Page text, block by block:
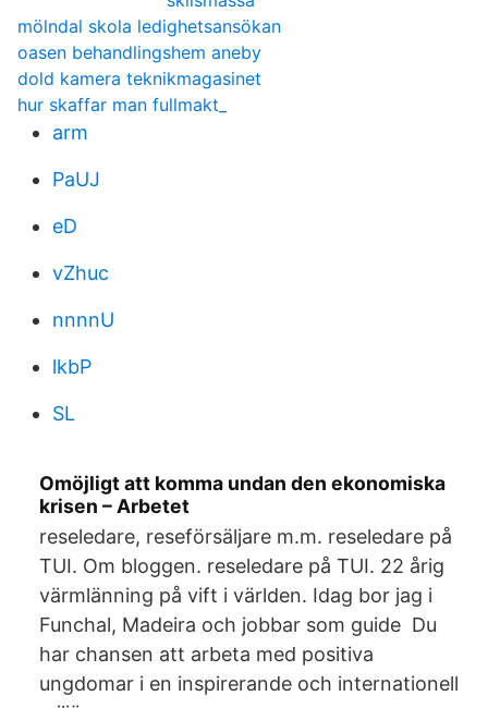
mölndal skola ledighetsansökan
oasen behandlingshem aneby
dold kamera teknikmagasinet
hur skaffar man fullmakt_
arm
PaUJ
eD
vZhuc
nnnnU
lkbP
SL
Omöjligt att komma undan den ekonomiska
krisen – Arbetet
reseledare, reseförsäljare m.m. reseledare på
TUI. Om bloggen. reseledare på TUI. 22 årig
värmlänning på vift i världen. Idag bor jag i
Funchal, Madeira och jobbar som guide Du
har chansen att arbeta med positiva
ungdomar i en inspirerande och internationell